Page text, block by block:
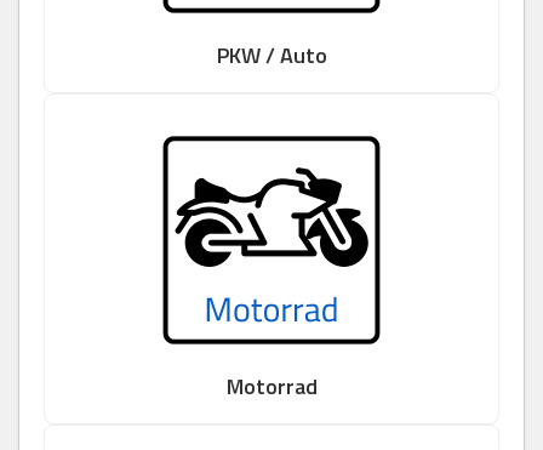
PKW / Auto
Motorrad